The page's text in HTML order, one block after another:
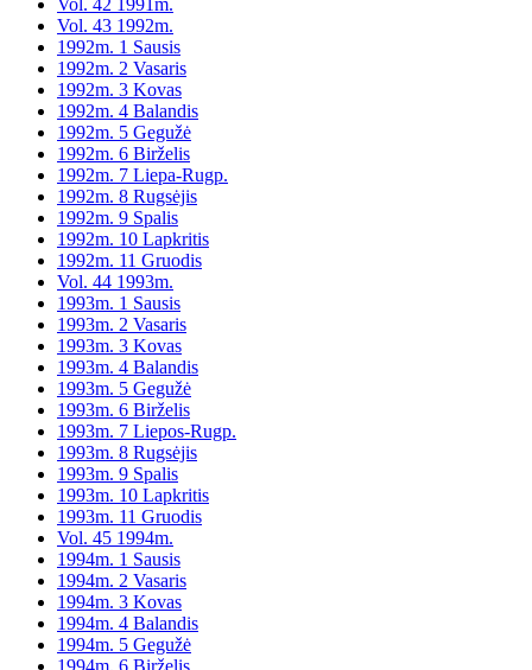
Vol. 42 1991m.
Vol. 43 1992m.
1992m. 1 Sausis
1992m. 2 Vasaris
1992m. 3 Kovas
1992m. 4 Balandis
1992m. 5 Gegužė
1992m. 6 Birželis
1992m. 7 Liepa-Rugp.
1992m. 8 Rugsėjis
1992m. 9 Spalis
1992m. 10 Lapkritis
1992m. 11 Gruodis
Vol. 44 1993m.
1993m. 1 Sausis
1993m. 2 Vasaris
1993m. 3 Kovas
1993m. 4 Balandis
1993m. 5 Gegužė
1993m. 6 Birželis
1993m. 7 Liepos-Rugp.
1993m. 8 Rugsėjis
1993m. 9 Spalis
1993m. 10 Lapkritis
1993m. 11 Gruodis
Vol. 45 1994m.
1994m. 1 Sausis
1994m. 2 Vasaris
1994m. 3 Kovas
1994m. 4 Balandis
1994m. 5 Gegužė